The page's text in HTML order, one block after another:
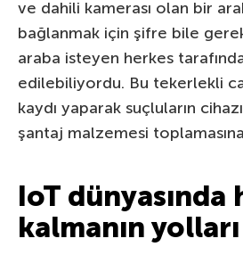
ve dahili kamerası olan bir
bağlanmak için şifre bile
araba isteyen herkes
edilebiliyordu. Bu tekerlekli
kaydı yaparak suçluların
şantaj malzemesi
IoT dünyasında
kalmanın yolları